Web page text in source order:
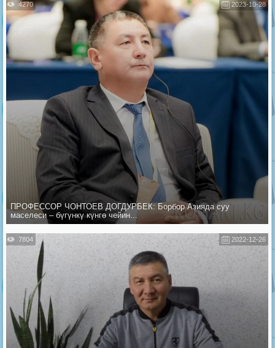
2023-10-28
4270
ПРОФЕССОР ЧОНТОЕВ ДОГДУРБЕК: Борбор Азияда суу
маселеси – бүгүнкү күнгө чейин...
2022-12-26
7804